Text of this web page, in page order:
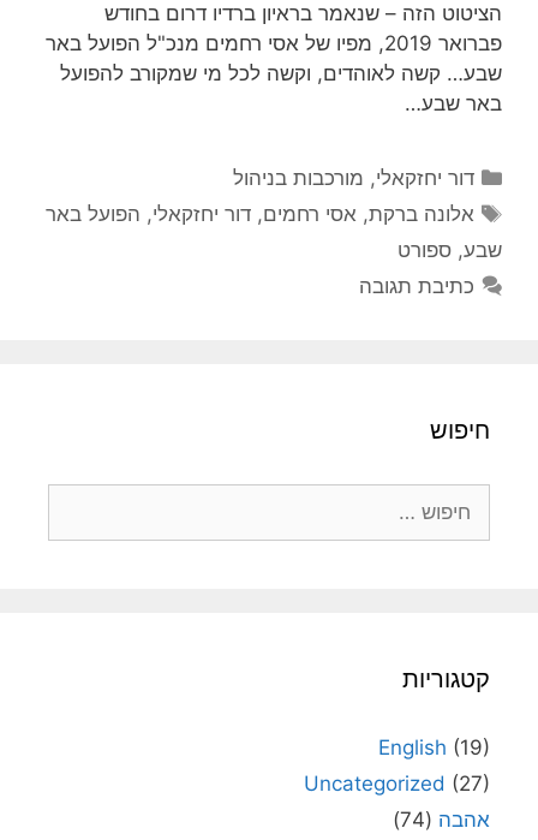
הציטוט הזה – שנאמר בראיון ברדיו דרום בחודש
פברואר 2019, מפיו של אסי רחמים מנכ"ל הפועל באר
שבע… קשה לאוהדים, וקשה לכל מי שמקורב להפועל
באר שבע…
קטגוריות
דור יחזקאלי, מורכבות בניהול
תגיות
אלונה ברקת, אסי רחמים,דור יחזקאלי, הפועל באר
שבע, ספורט
כתיבת תגובה
חיפוש
קטגוריות
English (19)
Uncategorized (27)
אהבה (74)